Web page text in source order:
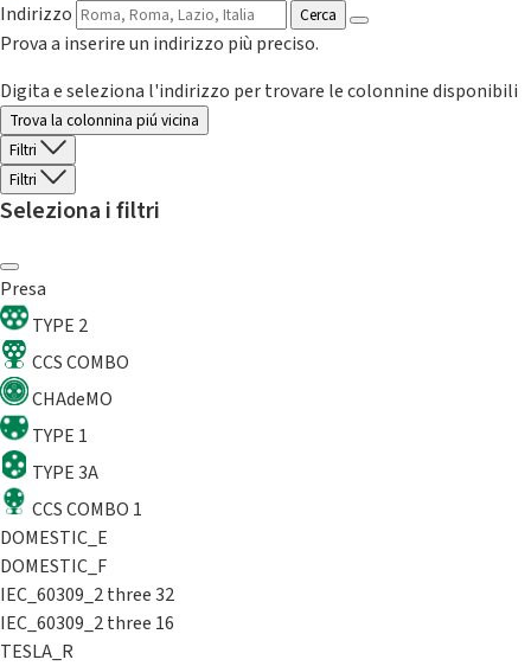
Indirizzo
Cerca
Prova a inserire un indirizzo più preciso.
Digita e seleziona l'indirizzo per trovare le colonnine disponibili
Trova la colonnina piú vicina
Filtri
Filtri
Seleziona i filtri
Presa
TYPE 2
CCS COMBO
CHAdeMO
TYPE 1
TYPE 3A
CCS COMBO 1
DOMESTIC_E
DOMESTIC_F
IEC_60309_2 three 32
IEC_60309_2 three 16
TESLA_R